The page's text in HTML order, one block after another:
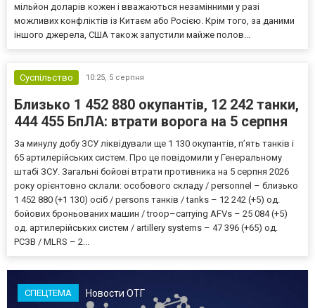
мільйон доларів кожен і вважаються незамінними у разі
можливих конфліктів із Китаєм або Росією. Крім того, за даними
іншого джерела, США також запустили майже полов...
Суспільство 10:25, 5 серпня
Близько 1 452 880 окупантів, 12 242 танки,
444 455 БпЛА: втрати ворога на 5 серпня
За минулу добу ЗСУ ліквідували ще 1 130 окупантів, пʼять танків і
65 артилерійських систем. Про це повідомили у Генеральному
штабі ЗСУ. Загальні бойові втрати противника на 5 серпня 2026
року орієнтовно склали: особового складу / personnel – близько
1 452 880 (+1 130) осіб / persons танків / tanks – 12 242 (+5) од.
бойових броньованих машин / troop–carrying AFVs – 25 084 (+5)
од. артилерійських систем / artillery systems – 47 396 (+65) од.
РСЗВ / MLRS – 2...
СПЕЦТЕМА Новости ОТГ